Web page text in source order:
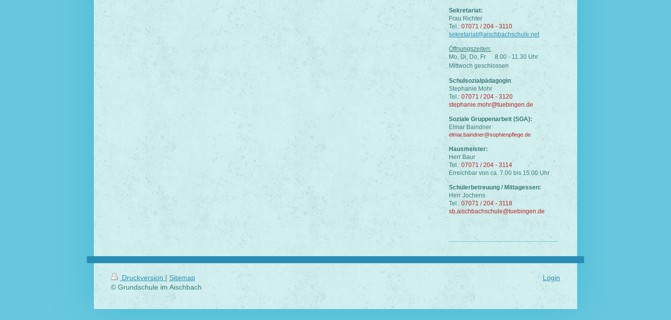
Sekretariat:
Frau Richter
Tel.:07071 / 204 - 3110
sekretariat@aischbachschule.net
Öffnungszeiten:
Mo, Di, Do, Fr 8.00 - 11.30 Uhr
Mittwoch geschlossen
Schulsozialpädagogin:
Stephanie Mohr
Tel.:07071 / 204 - 3120
stephanie.mohr@tuebingen.de
Soziale Gruppenarbeit (SGA):
Elmar Baindner
elmar.baindner@sophienpflege.de
Hausmeister:
Herr Baur
Tel.:07071 / 204 - 3114
Erreichbar von ca. 7.00 bis 15.00 Uhr
Schülerbetreuung / Mittagessen:
Herr Jochens
Tel.:07071 / 204 - 3118
sb.aischbachschule@tuebingen.de
Druckversion | Sitemap
© Grundschule im Aischbach
Login